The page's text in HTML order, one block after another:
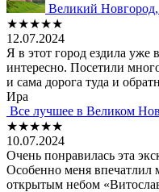
Великий
★★★★★
12.07.2024
Я в этот город ездила уже
интересно. Посетили
и сама дорога туда и
Ира
Все лучшее в Великом
★★★★★
10.07.2024
Очень понравилась эта
Особенно меня впечатлил
открытым небом